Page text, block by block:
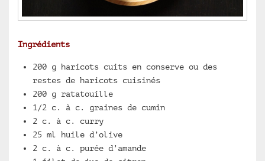
Ingrédients
200 g haricots cuits en conserve ou des
restes de haricots cuisinés
200 g ratatouille
1/2 c. à c. graines de cumin
2 c. à c. curry
25 ml huile d’olive
2 c. à c. purée d’amande